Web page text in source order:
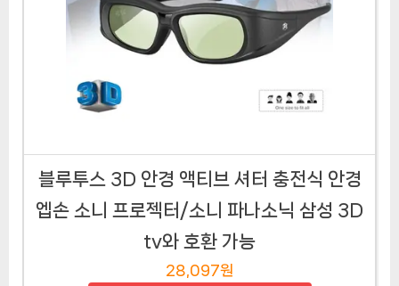
블루투스 3D 안경 액티브 셔터 충전식 안경
엡손 소니 프로젝터/소니 파나소닉 삼성 3D
tv와 호환 가능
28,097원